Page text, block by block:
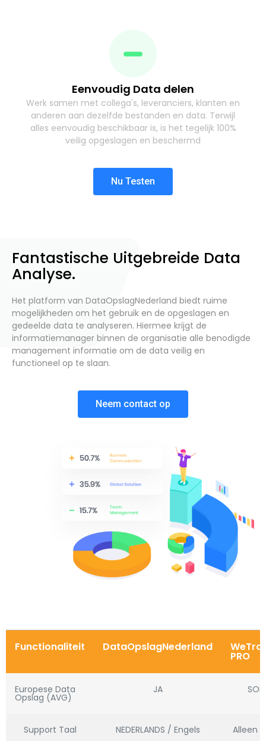
Eenvoudig Data delen
Werk samen met collega's, leveranciers, klanten en
anderen aan dezelfde bestanden en data. Terwijl
alles eenvoudig beschikbaar is, is het tegelijk 100%
veilig opgeslagen en beschermd
Nu Testen
Fantastische Uitgebreide Data
Analyse.
Het platform van DataOpslagNederland biedt ruime
mogelijkheden om het gebruik en de opgeslagen en
gedeelde data te analyseren. Hiermee krijgt de
informatiemanager binnen de organisatie alle benodigde
management informatie om de data veilig en
functioneel op te slaan.
Neem contact op
Functionaliteit DataOpslagNederland
PRO
Europese Data
Opslag (AVG)
JA
Support Taal NEDERLANDS / Engels Alleen